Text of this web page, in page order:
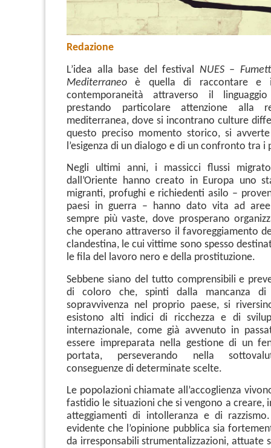
Redazione
L’idea alla base del festival NUES –
Mediterraneo è quella di raccontare e
contemporaneità attraverso il
prestando particolare attenzione alla
mediterranea, dove si incontrano culture
questo preciso momento storico, si
l’esigenza di un dialogo e di un confronto tra i
Negli ultimi anni, i massicci flussi
dall’Oriente hanno creato in Europa uno
migranti, profughi e richiedenti asilo –
paesi in guerra – hanno dato vita ad
sempre più vaste, dove prosperano
che operano attraverso il favoreggiamento
clandestina, le cui vittime sono spesso
le fila del lavoro nero e della prostituzione.
Sebbene siano del tutto comprensibili e
di coloro che, spinti dalla mancanza di
sopravvivenza nel proprio paese, si
esistono alti indici di ricchezza e di
internazionale, come già avvenuto in
essere impreparata nella gestione di un
portata, perseverando nella
conseguenze di determinate scelte.
Le popolazioni chiamate all’accoglienza
fastidio le situazioni che si vengono a creare,
atteggiamenti di intolleranza e di
evidente che l’opinione pubblica sia
da irresponsabili strumentalizzazioni, attuate